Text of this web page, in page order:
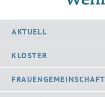
AKTUELL
KLOSTER
FRAUENGEMEINSCHAFT